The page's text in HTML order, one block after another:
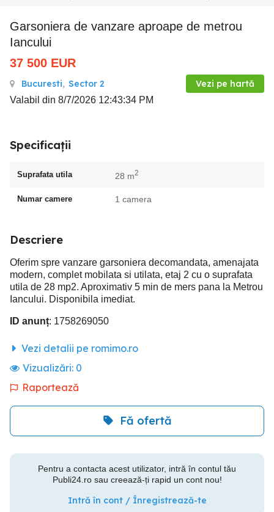
Garsoniera de vanzare aproape de metrou
Iancului
37 500 EUR
Bucuresti, Sector 2 Vezi pe hartă
Valabil din 8/7/2026 12:43:34 PM
Specificații
Suprafata utila 28 m2
Numar camere 1 camera
Descriere
Oferim spre vanzare garsoniera decomandata, amenajata
modern, complet mobilata si utilata, etaj 2 cu o suprafata
utila de 28 mp2. Aproximativ 5 min de mers pana la Metrou
Iancului. Disponibila imediat.
ID anunț: 1758269050
Vezi detalii pe romimo.ro
Vizualizări: 0
Raportează
Fă ofertă
Pentru a contacta acest utilizator, intră în contul tău
Publi24.ro sau creează-ți rapid un cont nou!
Intră în cont / Înregistrează-te